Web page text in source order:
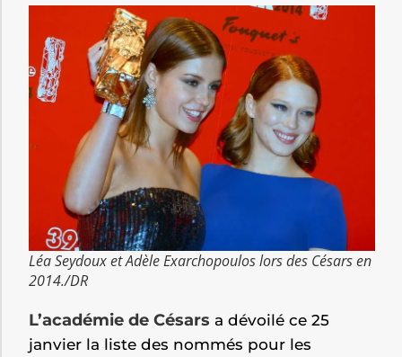
Léa Seydoux et Adèle Exarchopoulos lors des Césars en
2014./DR
L’académie de Césars a dévoilé ce 25
janvier la liste des nommés pour les